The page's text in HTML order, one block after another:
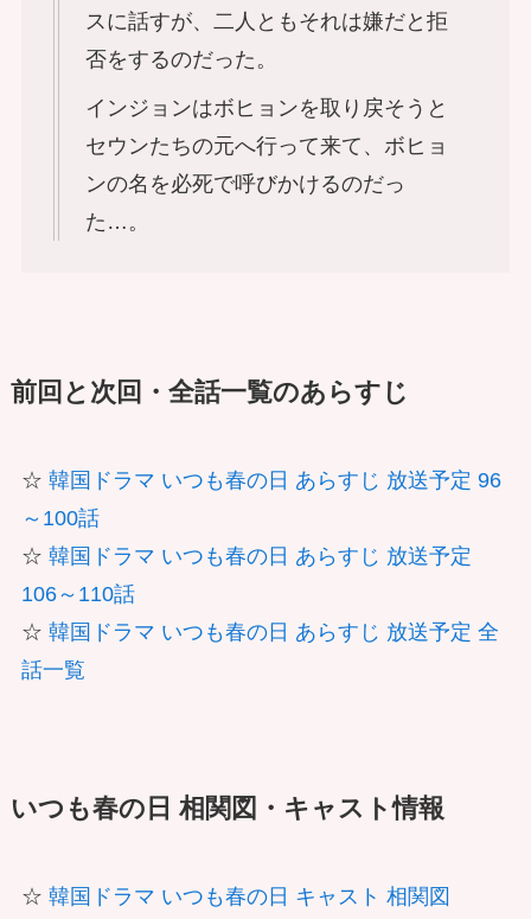
スに話すが、二人ともそれは嫌だと拒
否をするのだった。
インジョンはボヒョンを取り戻そうと
セウンたちの元へ行って来て、ボヒョ
ンの名を必死で呼びかけるのだっ
た…。
前回と次回・全話一覧のあらすじ
☆ 韓国ドラマ いつも春の日 あらすじ 放送予定 96
～100話
☆ 韓国ドラマ いつも春の日 あらすじ 放送予定
106～110話
☆ 韓国ドラマ いつも春の日 あらすじ 放送予定 全
話一覧
いつも春の日 相関図・キャスト情報
☆ 韓国ドラマ いつも春の日 キャスト 相関図